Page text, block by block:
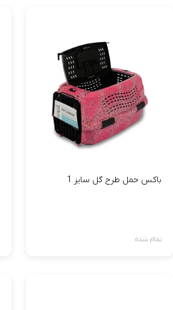
باکس حمل طرح گل سایز 1
تمام شده